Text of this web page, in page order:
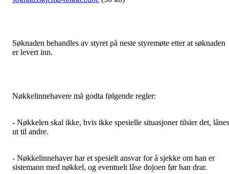
Søknaden behandles av styret på neste styremøte etter at søknaden
er levert inn.
Nøkkelinnehavere må godta følgende regler:
- Nøkkelen skal ikke, hvis ikke spesielle situasjoner tilsier det, lånes
ut til andre.
- Nøkkelinnehaver har et spesielt ansvar for å sjekke om han er
sistemann med nøkkel, og eventuelt låse dojoen før han drar.